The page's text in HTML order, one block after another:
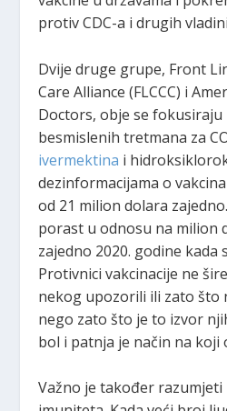
protiv CDC-a i drugih
Dvije druge grupe, Front
Care Alliance (FLCCC) i
Doctors, obje se
besmislenih tretmana za
ivermektina i
dezinformacijama o
od 21 milion dolara
porast u odnosu na milion
zajedno 2020. godine kada
Protivnici vakcinacije ne
nekog upozorili ili zato što
nego zato što je to izvor
bol i patnja je način na koji
Važno je također